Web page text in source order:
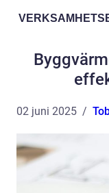
02 juni 2025